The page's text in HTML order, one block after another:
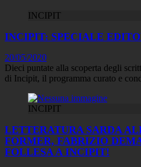
INCIPIT
INCIPIT: SPECIALE
20/05/2020
Dieci puntate alla scoperta degli
di Incipit, il programma curato e
INCIPIT
LETTERATURA SARDA
FORMER, FABRIZIO
FOLLESA A INCIPIT!